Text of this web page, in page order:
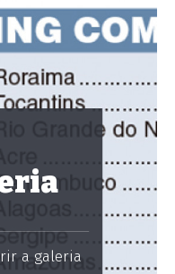
a galeria